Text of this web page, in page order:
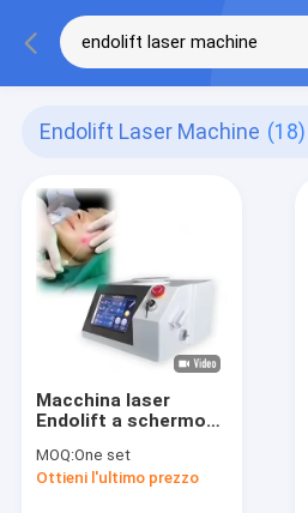
Endolift Laser Machine (18)
Macchina laser
Endolift a schermo
Endolift con
caratteristiche di
MOQ:One set
Ottieni l'ultimo prezzo